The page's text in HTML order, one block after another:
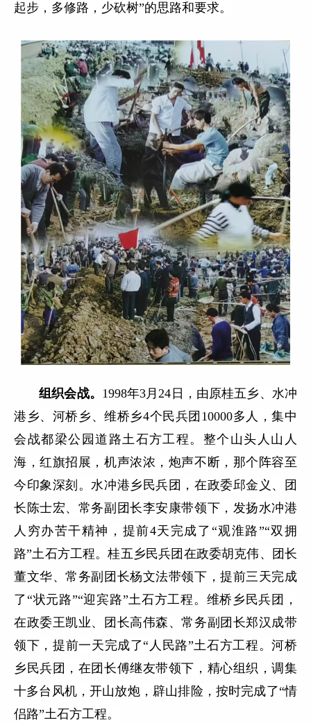
起步，多修路，少砍树”的思路和要求。
组织会战。 1998年3月24日，由原桂五乡、水冲
港乡、河桥乡、维桥乡4个民兵团10000多人，集中
会战都梁公园道路土石方工程。整个山头人山人
海，红旗招展，机声浓浓，炮声不断，那个阵容至
今印象深刻。水冲港乡民兵团，在政委邱金义、团
长陈士宏、常务副团长李安康带领下，发扬水冲港
人穷办苦干精神，提前4天完成了“观淮路”“双拥
路”土石方工程。桂五乡民兵团在政委胡克伟、团长
董文华、常务副团长杨文法带领下，提前三天完成
了“状元路”“迎宾路”土石方工程。维桥乡民兵团，
在政委王凯业、团长高伟森、常务副团长郑汉成带
领下，提前一天完成了“人民路”土石方工程。河桥
乡民兵团，在团长傅继友带领下，精心组织，调集
十多台风机，开山放炮，辟山排险，按时完成了“情
侣路”土石方工程。